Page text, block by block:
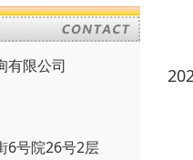
有限公司
6号院26号2层